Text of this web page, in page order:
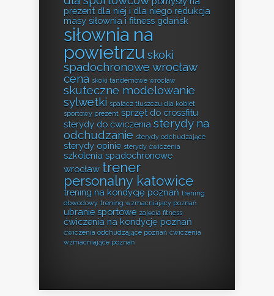
prezent dla niej i dla niego redukcja
masy siłownia i fitness gdańsk
siłownia na
powietrzu skoki
spadochronowe wrocław
cena skoki tandemowe wrocław
skuteczne modelowanie
sylwetki spalacz tłuszczu dla kobiet
sportowy prezent sprzęt do crossfitu
sterydy do ćwiczenia sterydy na
odchudzanie sterydy odchudzające
sterydy opinie sterydy ćwiczenia
szkolenia spadochronowe
wrocław trener
personalny katowice
trening na kondycję poznań trening
obwodowy trening wzmacniający poznań
ubranie sportowe zajęcia fitness
ćwiczenia na kondycję poznań
ćwiczenia odchudzające poznań ćwiczenia
wzmacniające poznań